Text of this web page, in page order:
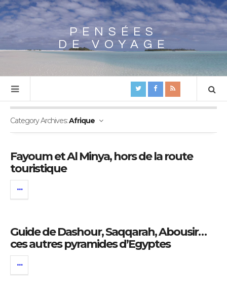
Array
PENSÉES
DE VOYAGE
Category Archives:Afrique
Fayoum et Al Minya, hors de la route
touristique
Guide de Dashour, Saqqarah, Abousir…
ces autres pyramides d’Egyptes